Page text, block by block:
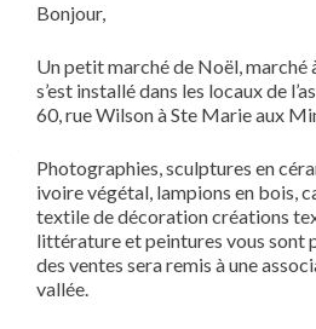
Bonjour,
Un petit marché de Noël, marché
s’est installé dans les locaux de
60, rue Wilson à Ste Marie aux
Photographies, sculptures en
ivoire végétal, lampions en bois,
textile de décoration créations
littérature et peintures vous sont
des ventes sera remis à une
vallée.